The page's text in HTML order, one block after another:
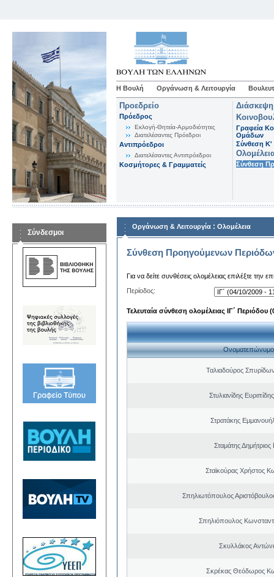
Η Βουλή Οργάνωση & Λειτουργία
Προεδρείο
Πρόεδρος
Εκλογή-Θητεία-Αρμοδιότητες
Διατελέσαντες Πρόεδροι
Αντιπρόεδροι
Διατελέσαντες Αντιπρόεδροι
Κοσμήτορες & Γραμματείς
Γραφεία
Ομάδων
Σύνθεση K'
Σύνθεση
Σύνδεσμοι
Οργάνωση & Λειτουργία : Ολομέλεια
Σύνθεση Προηγούμενων
Για να δείτε συνθέσεις ολομέλειας επιλέξτε την
Περίοδος:
Τελευταία σύνθεση ολομέλειας ΙΓ΄ Περιόδου
Ονοματεπώνυμο
Ταλιαδούρος
Στυλιανίδης
Στρατάκης
Σταμάτης Δημήτριος
Σταϊκούρας Χρήστος
Σπηλιωτόπουλος
Σπηλιόπουλος
Σκυλλάκος
Σκρέκας Θεόδωρος